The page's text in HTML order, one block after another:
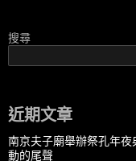
搜尋
近期文章
南京夫子廟舉辦祭孔年
動的尾聲